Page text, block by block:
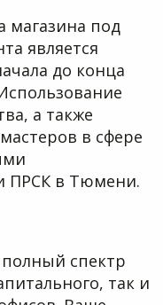
магазина под
является
до конца
а также
в сфере
ПРСК в Тюмени.
спектр
так и